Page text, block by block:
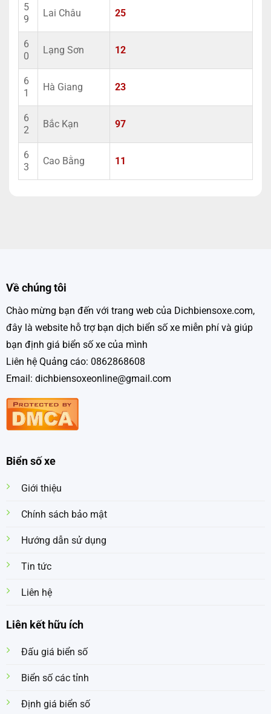
5
9
Lai Châu 25
6
0
Lạng Sơn 12
6
1
Hà Giang 23
6
2
Bắc Kạn 97
6
3
Cao Bằng 11
Về chúng tôi
Chào mừng bạn đến với trang web của Dichbiensoxe.com,
đây là website hỗ trợ bạn dịch biển số xe miễn phí và giúp
bạn định giá biển số xe của mình
Liên hệ Quảng cáo: 0862868608
Email: dichbiensoxeonline@gmail.com
Biển số xe
Giới thiệu
Chính sách bảo mật
Hướng dẫn sử dụng
Tin tức
Liên hệ
Liên kết hữu ích
Đấu giá biển số
Biển số các tỉnh
Định giá biển số